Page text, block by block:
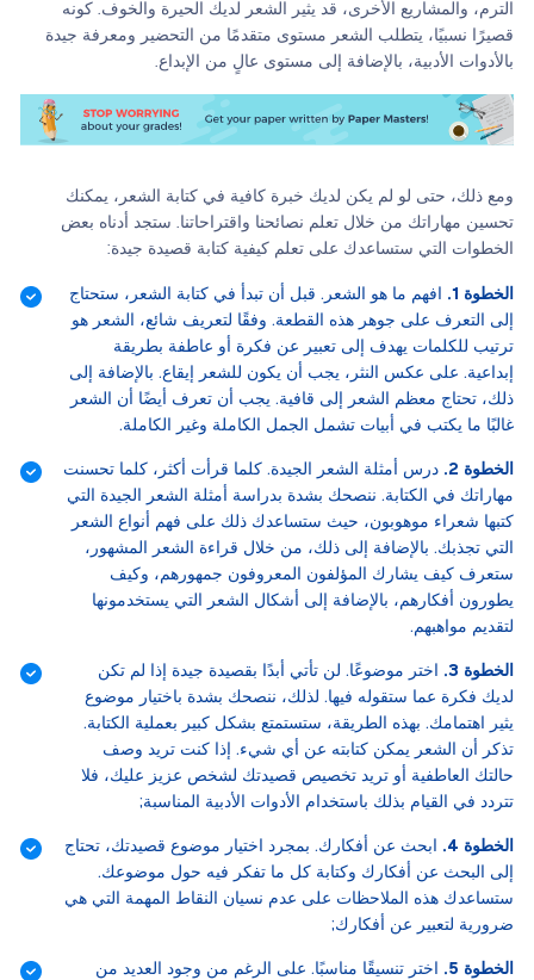
الترم، والمشاريع الأخرى، قد يثير الشعر لديك الحيرة والخوف. كونه
قصيرًا نسبيًا، يتطلب الشعر مستوى متقدمًا من التحضير ومعرفة جيدة
بالأدوات الأدبية، بالإضافة إلى مستوى عالٍ من الإبداع.
ومع ذلك، حتى لو لم يكن لديك خبرة كافية في كتابة الشعر، يمكنك
تحسين مهاراتك من خلال تعلم نصائحنا واقتراحاتنا. ستجد أدناه بعض
الخطوات التي ستساعدك على تعلم كيفية كتابة قصيدة جيدة:
الخطوة 1.
افهم ما هو الشعر. قبل أن تبدأ في كتابة الشعر، ستحتاج
إلى التعرف على جوهر هذه القطعة. وفقًا لتعريف شائع، الشعر هو
ترتيب للكلمات يهدف إلى تعبير عن فكرة أو عاطفة بطريقة
إبداعية. على عكس النثر، يجب أن يكون للشعر إيقاع. بالإضافة إلى
ذلك، تحتاج معظم الشعر إلى قافية. يجب أن تعرف أيضًا أن الشعر
غالبًا ما يكتب في أبيات تشمل الجمل الكاملة وغير الكاملة.
الخطوة 2.
درس أمثلة الشعر الجيدة. كلما قرأت أكثر، كلما تحسنت
مهاراتك في الكتابة. ننصحك بشدة بدراسة أمثلة الشعر الجيدة التي
كتبها شعراء موهوبون، حيث ستساعدك ذلك على فهم أنواع الشعر
التي تجذبك. بالإضافة إلى ذلك، من خلال قراءة الشعر المشهور،
ستعرف كيف يشارك المؤلفون المعروفون جمهورهم، وكيف
يطورون أفكارهم، بالإضافة إلى أشكال الشعر التي يستخدمونها
لتقديم مواهبهم.
الخطوة 3.
اختر موضوعًا. لن تأتي أبدًا بقصيدة جيدة إذا لم تكن
لديك فكرة عما ستقوله فيها. لذلك، ننصحك بشدة باختيار موضوع
يثير اهتمامك. بهذه الطريقة، ستستمتع بشكل كبير بعملية الكتابة.
تذكر أن الشعر يمكن كتابته عن أي شيء. إذا كنت تريد وصف
حالتك العاطفية أو تريد تخصيص قصيدتك لشخص عزيز عليك، فلا
تتردد في القيام بذلك باستخدام الأدوات الأدبية المناسبة;
الخطوة 4.
ابحث عن أفكارك. بمجرد اختيار موضوع قصيدتك، تحتاج
إلى البحث عن أفكارك وكتابة كل ما تفكر فيه حول موضوعك.
ستساعدك هذه الملاحظات على عدم نسيان النقاط المهمة التي هي
ضرورية لتعبير عن أفكارك;
الخطوة 5.
اختر تنسيقًا مناسبًا. على الرغم من وجود العديد من